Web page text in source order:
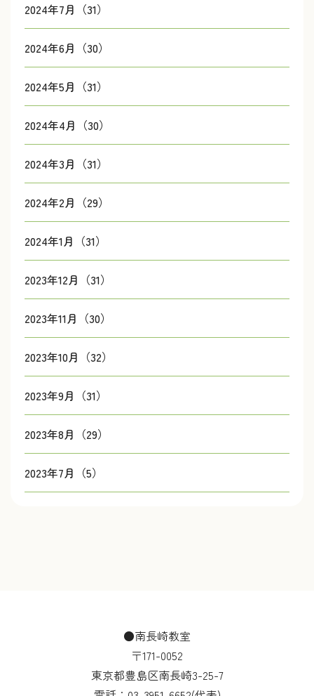
2024年7月（31）
2024年6月（30）
2024年5月（31）
2024年4月（30）
2024年3月（31）
2024年2月（29）
2024年1月（31）
2023年12月（31）
2023年11月（30）
2023年10月（32）
2023年9月（31）
2023年8月（29）
2023年7月（5）
●南長崎教室
〒171-0052
東京都豊島区南長崎3-25-7